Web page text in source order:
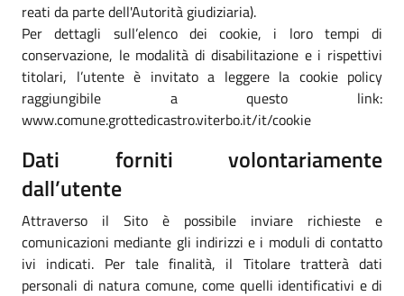
reati da parte dell'Autorità giudiziaria).
Per dettagli sull’elenco dei cookie, i loro tempi di
conservazione, le modalità di disabilitazione e i rispettivi
titolari, l’utente è invitato a leggere la cookie policy
raggiungibile a questo link:
www.comune.grottedicastro.viterbo.it/it/cookie
Dati forniti volontariamente
dall’utente
Attraverso il Sito è possibile inviare richieste e
comunicazioni mediante gli indirizzi e i moduli di contatto
ivi indicati. Per tale finalità, il Titolare tratterà dati
personali di natura comune, come quelli identificativi e di